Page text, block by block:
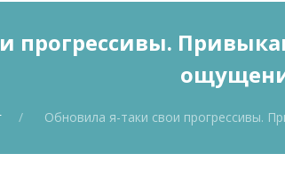
прогрессивы.
Обновила я-таки свои прогрессивы.